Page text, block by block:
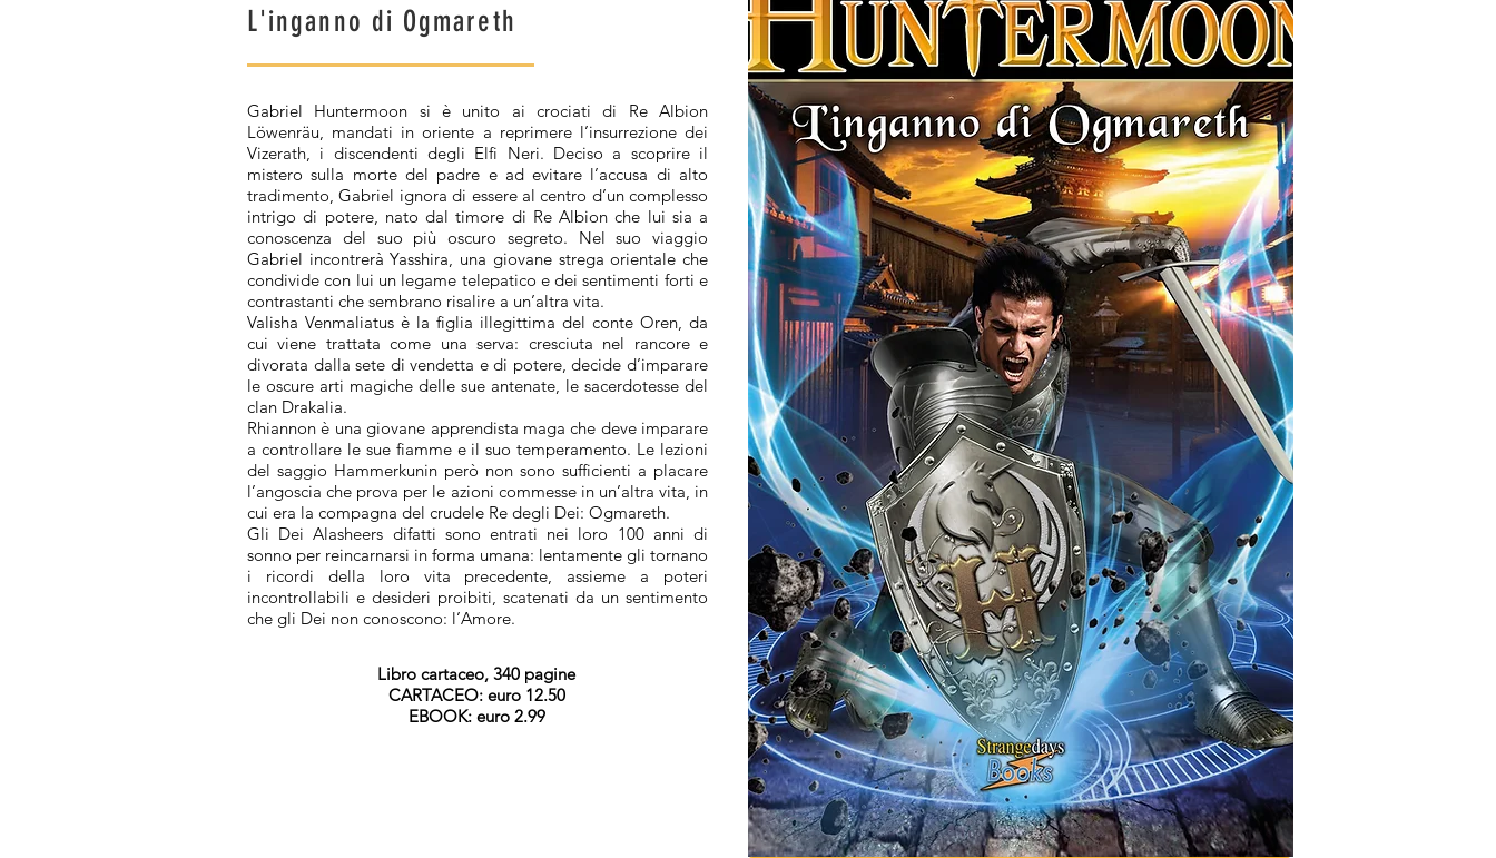
L'inganno di Ogmareth
Gabriel Huntermoon si è unito ai crociati di Re Albion
Löwenräu, mandati in oriente a reprimere l’insurrezione dei
Vizerath, i discendenti degli Elfi Neri. Deciso a scoprire il
mistero sulla morte del padre e ad evitare l’accusa di alto
tradimento, Gabriel ignora di essere al centro d’un complesso
intrigo di potere, nato dal timore di Re Albion che lui sia a
conoscenza del suo più oscuro segreto. Nel suo viaggio
Gabriel incontrerà Yasshira, una giovane strega orientale che
condivide con lui un legame telepatico e dei sentimenti forti e
contrastanti che sembrano risalire a un’altra vita.
Valisha Venmaliatus è la figlia illegittima del conte Oren, da
cui viene trattata come una serva: cresciuta nel rancore e
divorata dalla sete di vendetta e di potere, decide d’imparare
le oscure arti magiche delle sue antenate, le sacerdotesse del
clan Drakalia.
Rhiannon è una giovane apprendista maga che deve imparare
a controllare le sue fiamme e il suo temperamento. Le lezioni
del saggio Hammerkunin però non sono sufficienti a placare
l’angoscia che prova per le azioni commesse in un’altra vita, in
cui era la compagna del crudele Re degli Dei: Ogmareth.
Gli Dei Alasheers difatti sono entrati nei loro 100 anni di
sonno per reincarnarsi in forma umana: lentamente gli tornano
i ricordi della loro vita precedente, assieme a poteri
incontrollabili e desideri proibiti, scatenati da un sentimento
che gli Dei non conoscono: l’Amore.
Libro cartaceo, 340 pagine
CARTACEO: euro 12.50
EBOOK: euro 2.99